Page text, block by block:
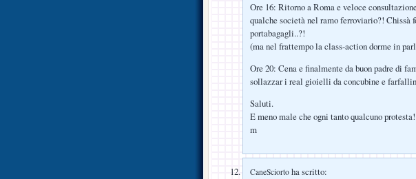
Ore 16: Ritorno a Roma e veloce
qualche società nel ramo ferroviario?! Chissà
portabagagli..?!
(ma nel frattempo la class-action dorme in
Ore 20: Cena e finalmente da buon padre di
sollazzar i real gioielli da concubine e
Saluti.
E meno male che ogni tanto qualcuno protesta!
m
CaneSciorto ha scritto: